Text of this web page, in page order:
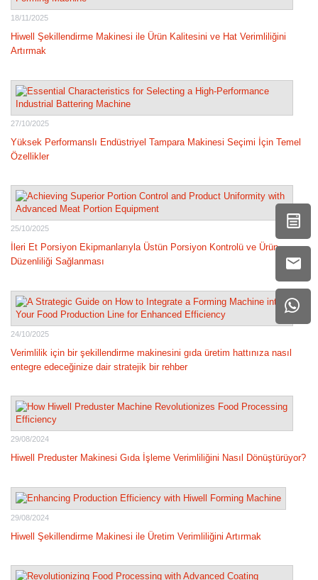
18/11/2025
Hiwell Şekillendirme Makinesi ile Ürün Kalitesini ve Hat Verimliliğini
Artırmak
27/10/2025
Yüksek Performanslı Endüstriyel Tampara Makinesi Seçimi İçin Temel
Özellikler
25/10/2025
İleri Et Porsiyon Ekipmanlarıyla Üstün Porsiyon Kontrolü ve Ürün
Düzenliliği Sağlanması
24/10/2025
Verimlilik için bir şekillendirme makinesini gıda üretim hattınıza nasıl
entegre edeceğinize dair stratejik bir rehber
29/08/2024
Hiwell Preduster Makinesi Gıda İşleme Verimliliğini Nasıl Dönüştürüyor?
29/08/2024
Hiwell Şekillendirme Makinesi ile Üretim Verimliliğini Artırmak